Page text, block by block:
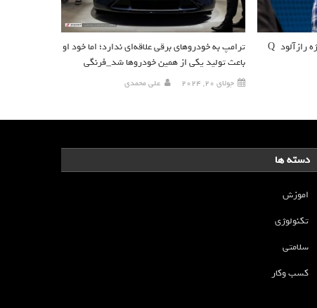
ترامپ به خودروهای برقی علاقه‌ای ندارد؛ اما خود او
باعث تولید یکی از همین خودروها شد_فرنگی
جولای 20, 2024 علی محمدی
خالق ChatGPT همچنان درباره پروژه رازآلود *Q
دسته ها
اموزش
تکنولوژی
سلامتی
کسب وکار